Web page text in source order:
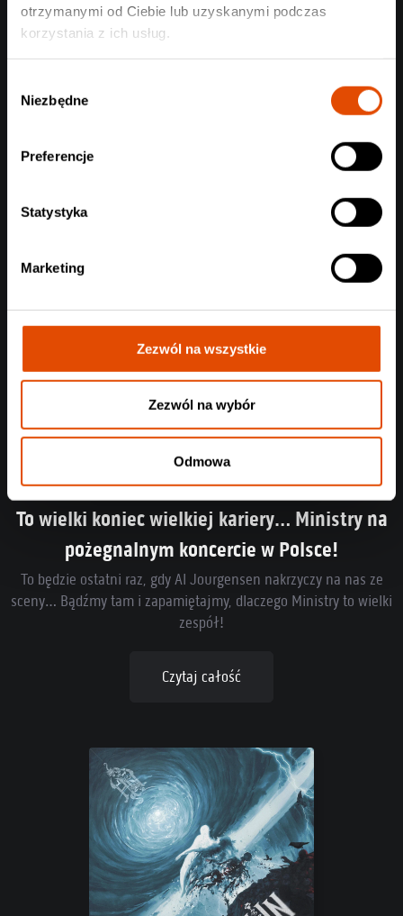
otrzymanymi od Ciebie lub uzyskanymi podczas
korzystania z ich usług.
zgody
Niezbędne
Preferencje
Statystyka
Marketing
Zezwól na wszystkie
Zezwól na wybór
Odmowa
Zobacz aktualizację z ostatnich dni (20.07-24.07.2026)
To wielki koniec wielkiej kariery… Ministry na
pożegnalnym koncercie w Polsce!
To będzie ostatni raz, gdy Al Jourgensen nakrzyczy na nas ze
sceny… Bądźmy tam i zapamiętajmy, dlaczego Ministry to wielki
zespół!
Czytaj całość